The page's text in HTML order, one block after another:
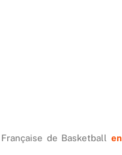
de Basketball en